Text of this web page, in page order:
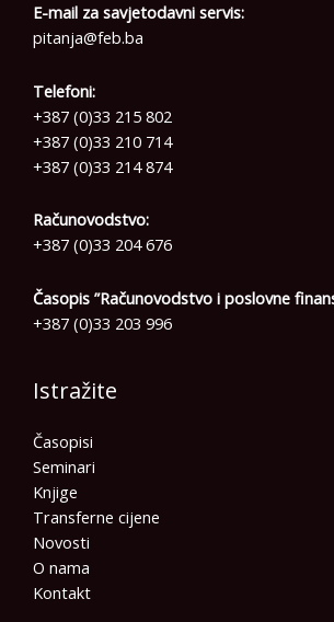
E-mail za savjetodavni servis:
pitanja@feb.ba
Telefoni:
+387 (0)33 215 802
+387 (0)33 210 714
+387 (0)33 214 874
Računovodstvo:
+387 (0)33 204 676
Časopis ”Računovodstvo i poslovne
+387 (0)33 203 996
Istražite
Časopisi
Seminari
Knjige
Transferne cijene
Novosti
O nama
Kontakt